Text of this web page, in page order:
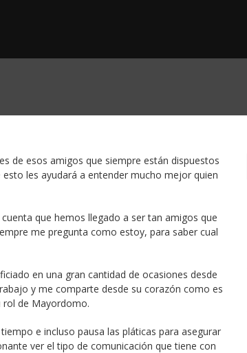
de esos amigos que siempre están dispuestos
les ayudará a entender mucho mejor quien
que hemos llegado a ser tan amigos que
me pregunta como estoy, para saber cual
en una gran cantidad de ocasiones desde
y me comparte desde su corazón como es
rol de Mayordomo.
e incluso pausa las pláticas para asegurar
ver el tipo de comunicación que tiene con